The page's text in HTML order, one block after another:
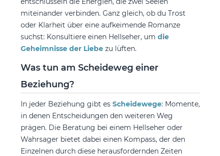
miteinander verbinden. Ganz gleich, ob du Trost
oder Klarheit über eine aufkeimende Romanze
suchst: Konsultiere einen Hellseher, um die
Geheimnisse der Liebezu lüften.
Was tun am Scheideweg einer
Beziehung?
In jeder Beziehung gibt es Scheidewege: Momente,
in denen Entscheidungen den weiteren Weg
prägen. Die Beratung bei einem Hellseher oder
Wahrsager bietet dabei einen Kompass, der den
Einzelnen durch diese herausfordernden Zeiten